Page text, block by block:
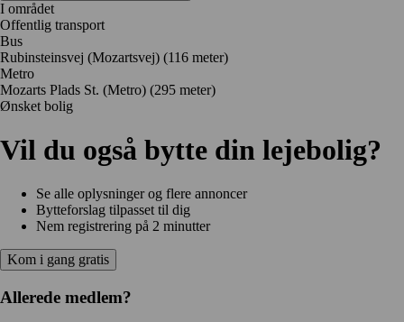
I området
Offentlig transport
Bus
Rubinsteinsvej (Mozartsvej) (116 meter)
Metro
Mozarts Plads St. (Metro) (295 meter)
Ønsket bolig
Vil du også bytte din lejebolig?
Se alle oplysninger og flere annoncer
Bytteforslag tilpasset til dig
Nem registrering på 2 minutter
Kom i gang gratis
Allerede medlem?